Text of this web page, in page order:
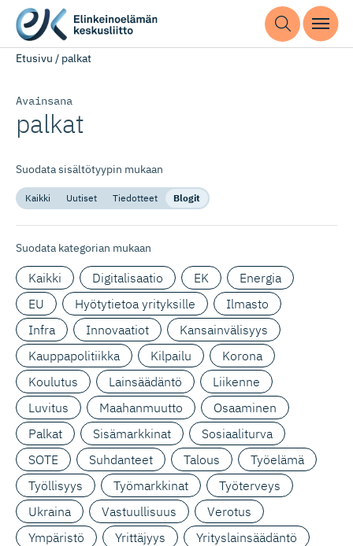
Etusivu / palkat
Avainsana
palkat
Suodata sisältötyypin mukaan
Kaikki Uutiset Tiedotteet Blogit
Suodata kategorian mukaan
Kaikki Digitalisaatio EK
Energia
EU
Hyötytietoa yrityksille
Ilmasto
Infra
Innovaatiot
Kansainvälisyys
Kauppapolitiikka
Kilpailu
Korona
Koulutus
Lainsäädäntö
Liikenne
Luvitus
Maahanmuutto
Osaaminen
Palkat
Sisämarkkinat
Sosiaaliturva
SOTE
Suhdanteet Talous
Työelämä
Työllisyys
Työmarkkinat
Työterveys
Ukraina
Vastuullisuus
Verotus
Ympäristö
Yrittäjyys
Yrityslainsäädäntö